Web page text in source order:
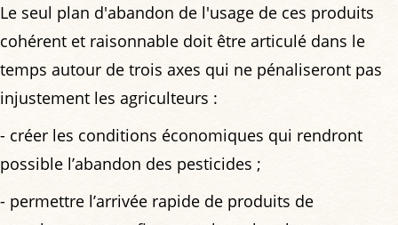
Le seul plan d'abandon de l'usage de ces produits
cohérent et raisonnable doit être articulé dans le
temps autour de trois axes qui ne pénaliseront pas
injustement les agriculteurs :
- créer les conditions économiques qui rendront
possible l’abandon des pesticides ;
- permettre l’arrivée rapide de produits de